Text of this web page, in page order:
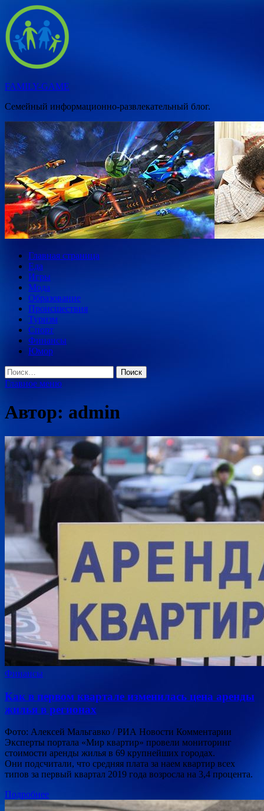
Перейти
содержимому
FAMILY-GAME
Семейный информационно-развлекательный блог.
Главная страница
Еда
Игры
Мода
Образование
Происшествия
Туризм
Спорт
Финансы
Юмор
Найти:
Главное меню
Автор: admin
Финансы
Как в первом квартале изменилась цена аренды
жилья в регионах
Фото: Алексей Мальгавко / РИА Новости Комментарии
Эксперты портала «Мир квартир» провели мониторинг
стоимости аренды жилья в 69 крупнейших городах.
Они подсчитали, что средняя плата за наем квартир всех
типов за первый квартал 2019 года возросла на 3,4 процента.
Подробнее